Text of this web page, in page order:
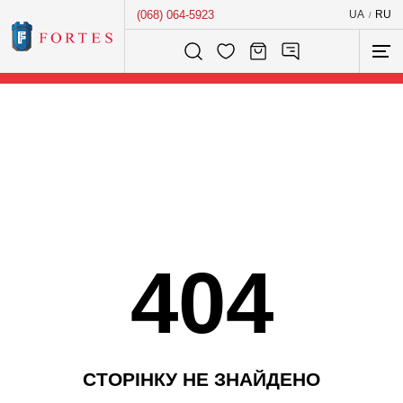
(068) 064-5923 UA / RU
Розумний пошук...
404
СТОРІНКУ НЕ ЗНАЙДЕНО